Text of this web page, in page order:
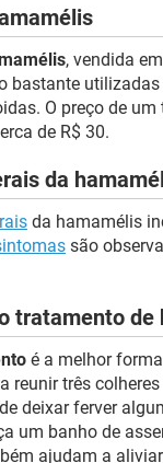
, vendida
bastante
O preço de
de R$ 30.
da
da hamamélis
são
tratamento de
é a melhor
reunir três
deixar ferver
um banho de
ajudam a